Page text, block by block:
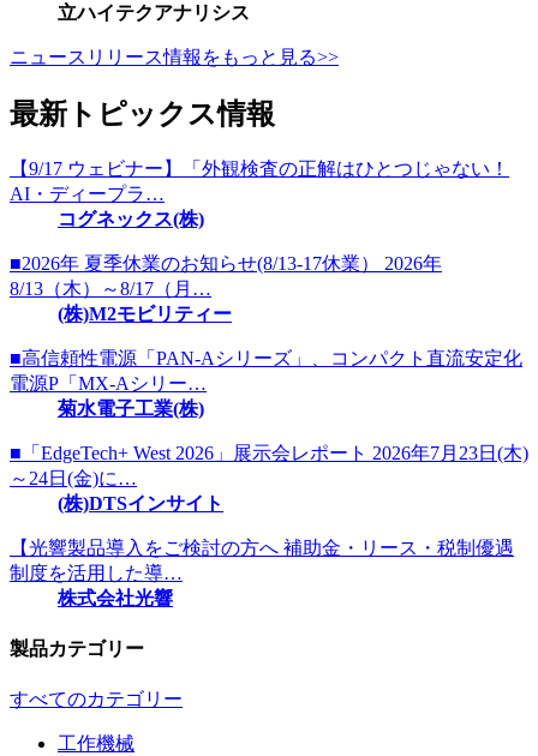
立ハイテクアナリシス
ニュースリリース情報をもっと見る>>
最新トピックス情報
【9/17 ウェビナー】「外観検査の正解はひとつじゃない！
AI・ディープラ…
コグネックス(株)
■2026年 夏季休業のお知らせ(8/13-17休業） 2026年
8/13（木）～8/17（月…
(株)M2モビリティー
■高信頼性電源「PAN-Aシリーズ」、コンパクト直流安定化
電源P「MX-Aシリー…
菊水電子工業(株)
■「EdgeTech+ West 2026」展示会レポート 2026年7月23日(木)
～24日(金)に…
(株)DTSインサイト
【光響製品導入をご検討の方へ 補助金・リース・税制優遇
制度を活用した導…
株式会社光響
製品カテゴリー
すべてのカテゴリー
工作機械